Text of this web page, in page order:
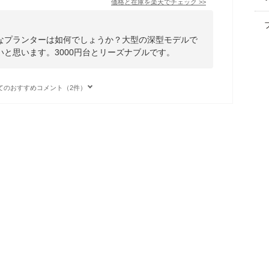
価格と在庫を楽天でチェック >>
ランターは如何でしょうか？大型の深型モデルで
思います。3000円台とリーズナブルです。
のおすすめコメント（2件）